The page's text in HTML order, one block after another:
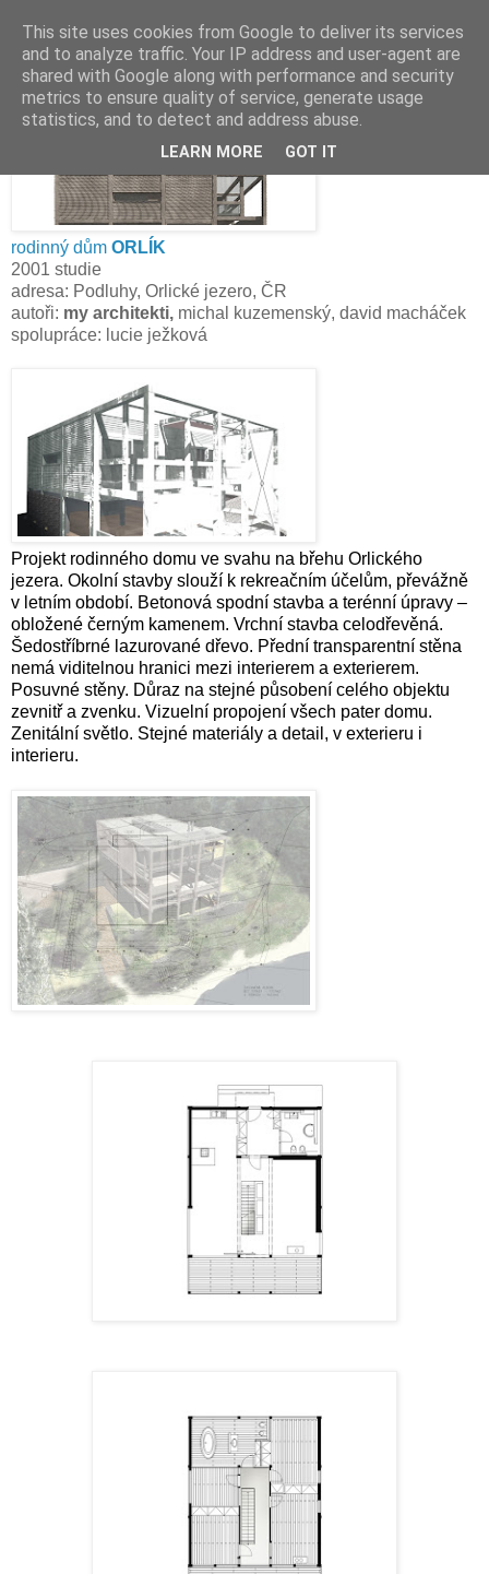
rodinný dům ORLÍK
2001 studie
adresa: Podluhy, Orlické jezero, ČR
autoři: my architekti, michal kuzemenský, david macháček
spolupráce: lucie ježková
Projekt rodinného domu ve svahu na břehu Orlického
jezera. Okolní stavby slouží k rekreačním účelům, převážně
v letním období. Betonová spodní stavba a terénní úpravy –
obložené černým kamenem. Vrchní stavba celodřevěná.
Šedostříbrné lazurované dřevo. Přední transparentní stěna
nemá viditelnou hranici mezi interierem a exterierem.
Posuvné stěny. Důraz na stejné působení celého objektu
zevnitř a zvenku. Vizuelní propojení všech pater domu.
Zenitální světlo. Stejné materiály a detail, v exterieru i
interieru.
This site uses cookies from Google to deliver its services
and to analyze traffic. Your IP address and user-agent are
shared with Google along with performance and security
metrics to ensure quality of service, generate usage
statistics, and to detect and address abuse.
LEARN MORE GOT IT